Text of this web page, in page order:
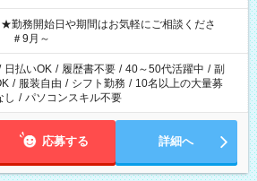
務開始日や期間はお気軽にご相談くださ
＃9月～
日払いOK / 履歴書不要 / 40～50代活躍中 / 副
/ 服装自由 / シフト勤務 / 10名以上の大量募
し / パソコンスキル不要
応募する 詳細へ